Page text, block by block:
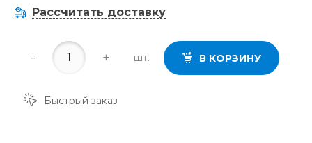
Рассчитать доставку
- + шт. В КОРЗИНУ
Быстрый заказ